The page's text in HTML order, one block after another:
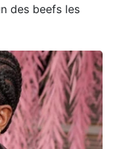
des beefs les